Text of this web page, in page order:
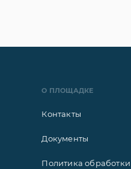
О ПЛОЩАДКЕ
Контакты
Документы
Политика обработки